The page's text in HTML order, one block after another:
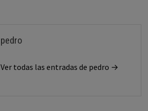
pedro
Ver todas las entradas de pedro →